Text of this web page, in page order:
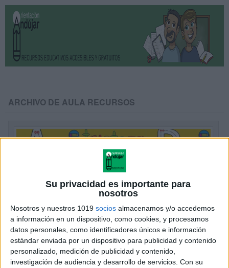
Su privacidad es importante para
nosotros
Nosotros y nuestros 1019 socios almacenamos y/o accedemos
a información en un dispositivo, como cookies, y procesamos
datos personales, como identificadores únicos e información
estándar enviada por un dispositivo para publicidad y contenido
personalizado, medición de publicidad y contenido,
investigación de audiencia y desarrollo de servicios. Con su
ARCHIVO DE AULA RECURSOS
Super KIT infantil-preescolar más de 130
páginas
Publicado el 19 abril, 2023